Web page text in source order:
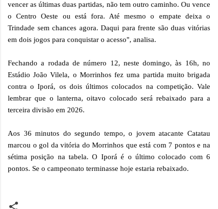
vencer as últimas duas partidas, não tem outro caminho. Ou vence
o Centro Oeste ou está fora. Até mesmo o empate deixa o
Trindade sem chances agora. Daqui para frente são duas vitórias
em dois jogos para conquistar o acesso", analisa.
Fechando a rodada de número 12, neste domingo, às 16h, no
Estádio João Vilela, o Morrinhos fez uma partida muito brigada
contra o Iporá, os dois últimos colocados na competição. Vale
lembrar que o lanterna, oitavo colocado será rebaixado para a
terceira divisão em 2026.
Aos 36 minutos do segundo tempo, o jovem atacante Catatau
marcou o gol da vitória do Morrinhos que está com 7 pontos e na
sétima posição na tabela. O Iporá é o último colocado com 6
pontos. Se o campeonato terminasse hoje estaria rebaixado.